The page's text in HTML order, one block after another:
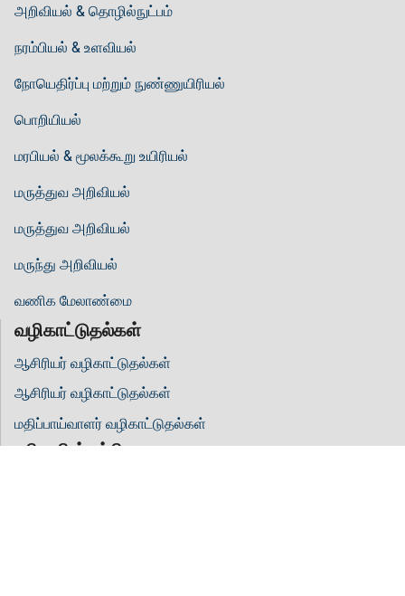
அறிவியல் & தொழில்நுட்பம்
நரம்பியல் & உளவியல்
நோயெதிர்ப்பு மற்றும் நுண்ணுயிரியல்
பொறியியல்
மரபியல் & மூலக்கூறு உயிரியல்
மருத்துவ அறிவியல்
மருத்துவ அறிவியல்
மருந்து அறிவியல்
வணிக மேலாண்மை
வழிகாட்டுதல்கள்
ஆசிரியர் வழிகாட்டுதல்கள்
ஆசிரியர் வழிகாட்டுதல்கள்
மதிப்பாய்வாளர் வழிகாட்டுதல்கள்
ஹிலாரிஸ் பற்றி